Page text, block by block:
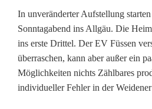
F
ü
s
s
In unveränderter Aufstellung
Sonntagabend ins Allgäu. Die
ins erste Drittel. Der EV Füssen
überraschen, kann aber außer ein
Möglichkeiten nichts Zählbares
individueller Fehler in der